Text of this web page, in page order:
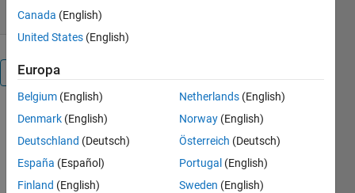
Überblick
Dataset and
the
Computational
Statistics
Canada (English)
United States (English)
Europa
Belgium (English)
Denmark (English)
Deutschland (Deutsch)
España (Español)
Finland (English)
Netherlands (English)
Norway (English)
Österreich (Deutsch)
Portugal (English)
Sweden (English)